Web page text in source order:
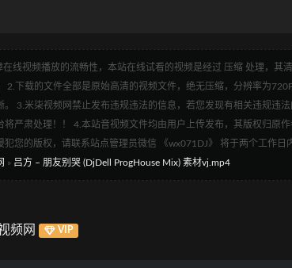
在线视频播放的流畅性，本站在线试看的视频是经过 压缩 处理，其
2.下载的文件全部是原始高清的视频文件，绝无压缩，分辨率为
。 3.米柒视频网禁止发布违规违法的信息，若您发现有相关违规违
将严肃处理！！ 4.本站音视频文件均由用户上传发布，其版权归原
犯您的版权，请联系站点管理员微信 《wx071DJ》 将于两个工作日
» 吕方 – 朋友别哭 (DjDell ProgHouse Mix) 素材vj.mp4
频网 VIP